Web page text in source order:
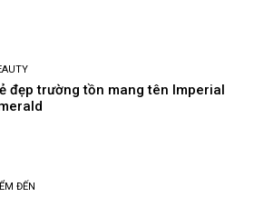
đẹp trường tồn mang tên Imperial
ĐẾN